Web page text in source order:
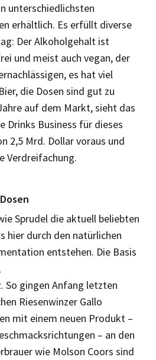
unterschiedlichsten
erhältlich. Es erfüllt diverse
Der Alkoholgehalt ist
und meist auch vegan, der
es hat viel
die Dosen sind gut zu
auf dem Markt, sieht das
Drinks Business für dieses
2,5 Mrd. Dollar voraus und
Verdreifachung.
Sprudel die aktuell beliebten
hier durch den natürlichen
entstehen. Die Basis
So gingen Anfang letzten
Riesenwinzer Gallo
mit einem neuen Produkt –
– an den
wie Molson Coors sind